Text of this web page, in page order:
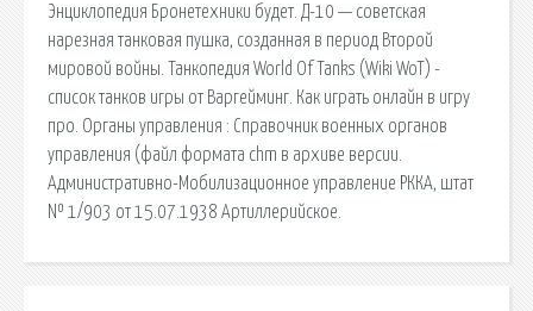
Энциклопедия Бронетехники будет. Д-10 — советская
нарезная танковая пушка, созданная в период Второй
мировой войны. Танкопедия World Of Tanks (Wiki WoT) -
список танков игры от Варгейминг. Как играть онлайн в игру
про. Органы управления : Справочник военных органов
управления (файл формата chm в архиве версии.
Административно-Мобилизационное управление РККА, штат
№ 1/903 от 15.07.1938 Артиллерийское.